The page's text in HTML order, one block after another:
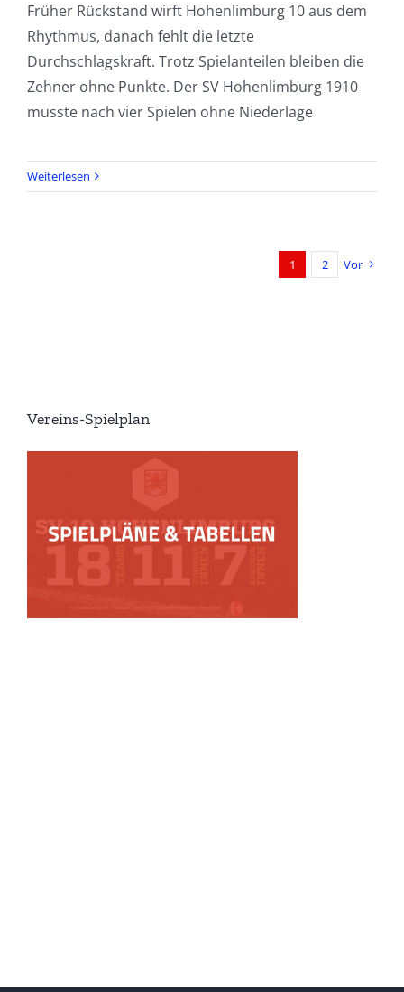
Früher Rückstand wirft Hohenlimburg 10 aus dem
Rhythmus, danach fehlt die letzte
Durchschlagskraft. Trotz Spielanteilen bleiben die
Zehner ohne Punkte. Der SV Hohenlimburg 1910
musste nach vier Spielen ohne Niederlage
Weiterlesen
1 2 Vor
Vereins-Spielplan